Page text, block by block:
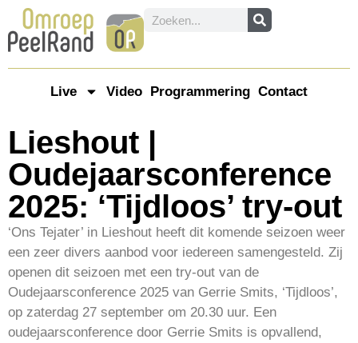
Live Video Programmering Contact
Lieshout |
Oudejaarsconference
2025: ‘Tijdloos’ try-out
‘Ons Tejater’ in Lieshout heeft dit komende seizoen weer
een zeer divers aanbod voor iedereen samengesteld. Zij
openen dit seizoen met een try-out van de
Oudejaarsconference 2025 van Gerrie Smits, ‘Tijdloos’,
op zaterdag 27 september om 20.30 uur. Een
oudejaarsconference door Gerrie Smits is opvallend,